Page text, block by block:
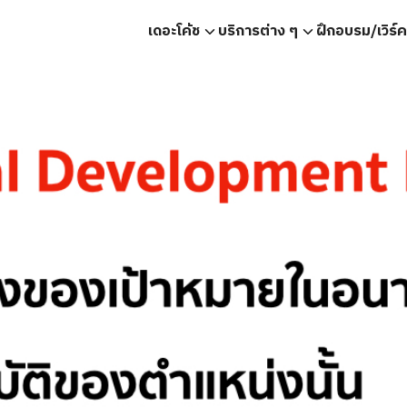
เดอะโค้ช บริการต่าง ๆ ฝึกอบรม/เวิร์